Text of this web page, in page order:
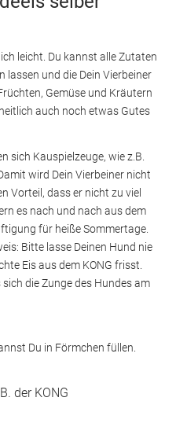
leicht. Du kannst alle Zutaten
lassen und die Dein Vierbeiner
Gemüse und Kräutern
auch noch etwas Gutes
sich Kauspielzeuge, wie z.B.
wird Dein Vierbeiner nicht
Vorteil, dass er nicht zu viel
es nach und nach aus dem
für heiße Sommertage.
Bitte lasse Deinen Hund nie
Eis aus dem KONG frisst.
die Zunge des Hundes am
Du in Förmchen füllen.
der KONG